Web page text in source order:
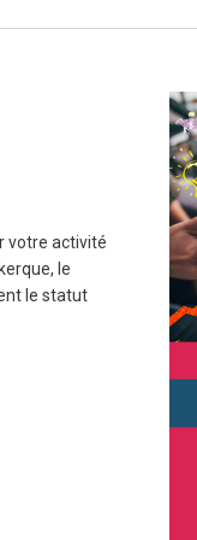
votre activité
le
le statut